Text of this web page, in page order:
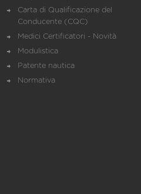
Carta di Qualificazione del
Conducente (CQC)
Medici Certificatori - Novità
Modulistica
Patente nautica
Normativa